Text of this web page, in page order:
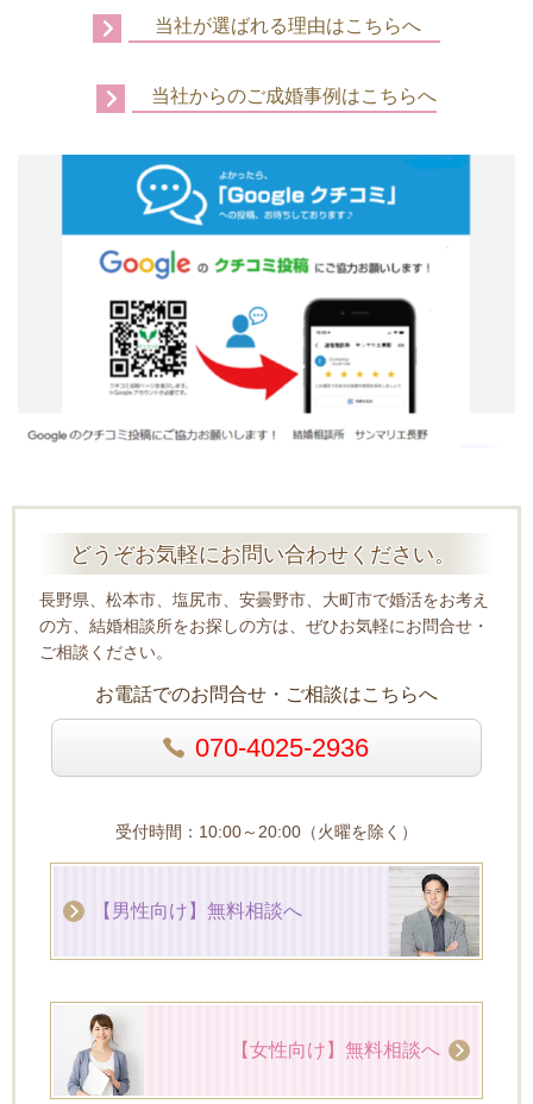
当社が選ばれる理由はこちらへ
当社からのご成婚事例はこちらへ
どうぞお気軽にお問い合わせください。
長野県、松本市、塩尻市、安曇野市、大町市で婚活をお考え
の方、結婚相談所をお探しの方は、ぜひお気軽にお問合せ・
ご相談ください。
お電話でのお問合せ・ご相談はこちらへ
070-4025-2936
受付時間：10:00～20:00（火曜を除く）
【男性向け】無料相談へ
【女性向け】無料相談へ